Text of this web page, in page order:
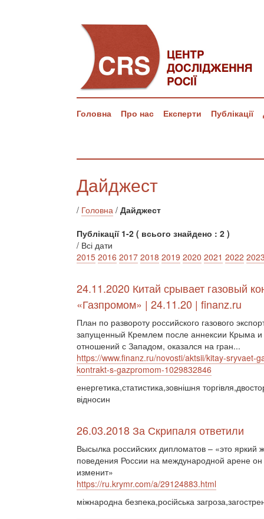
Головна Про нас Експерти Публікації
Дайджест
/ Головна / Дайджест
Публікації 1-2 ( всього знайдено : 2 )
/ Всі дати
2015 2016 2017 2018 2019 2020 2021 2022
24.11.2020 Китай срывает газовый
«Газпромом» | 24.11.20 | finanz.ru
План по развороту российского газового
запущенный Кремлем после аннексии Крыма и
отношений с Западом, оказался на гран...
https://www.finanz.ru/novosti/aktsii/kitay-sryvaet-
kontrakt-s-gazpromom-1029832846
енергетика,статистика,зовнішня
відносин
26.03.2018 За Скрипаля ответили
Высылка российских дипломатов – «это яркий
поведения России на международной арене
изменит»
https://ru.krymr.com/a/29124883.html
міжнародна безпека,російська